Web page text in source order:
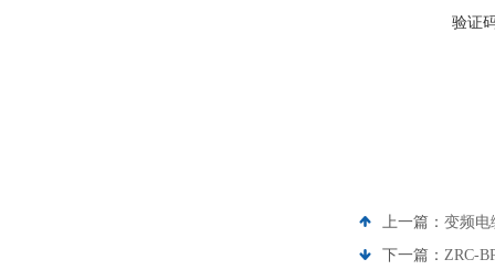
验证
上一篇： 变频电
下一篇： ZRC-